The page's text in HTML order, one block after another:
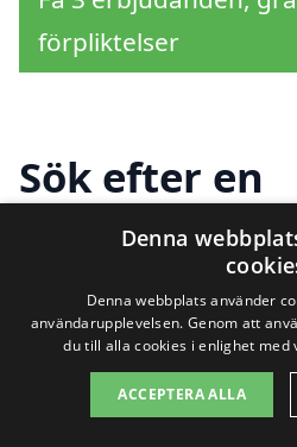
förpliktelser
Sök efter en
tapetsering
städer nära
Sönnarslöv
Denna
Denna webbplats använder
användarupplevelsen. Genom att
du till alla cookies i enlighet med
ACCEPTERA ALLA